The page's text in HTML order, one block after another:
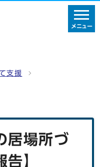
メニュー
支援
居場所づ
告】